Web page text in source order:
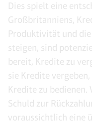
Dies spielt eine
Großbritanniens,
Produktivität und
steigen, sind
bereit, Kredite zu
sie Kredite
Kredite zu bedienen.
Schuld zur
voraussichtlich eine